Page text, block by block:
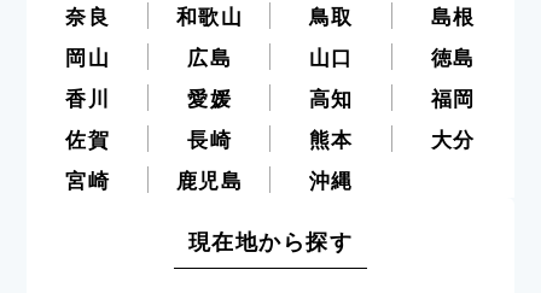
奈良
和歌山 鳥取
島根
岡山
広島 山口
徳島
香川
愛媛 高知
福岡
佐賀
長崎 熊本
大分
宮崎
鹿児島 沖縄
現在地から探す